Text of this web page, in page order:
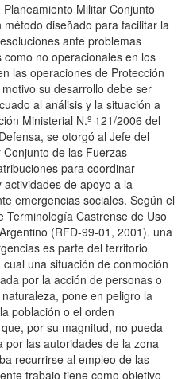
Planeamiento Militar Conjunto
método diseñado para facilitar la
ante problemas
como no operacionales en los
las operaciones de Protección
su desarrollo debe ser
al análisis y la situación a
Ministerial N.º 121/2006 del
se otorgó al Jefe del
Conjunto de las Fuerzas
para coordinar
actividades de apoyo a la
emergencias sociales. Según el
Terminología Castrense de Uso
(RFD-99-01, 2001). una
es parte del territorio
cual una situación de conmoción
por la acción de personas o
pone en peligro la
población o el orden
por su magnitud, no pueda
por las autoridades de la zona
recurrirse al empleo de las
trabajo tiene como objetivo